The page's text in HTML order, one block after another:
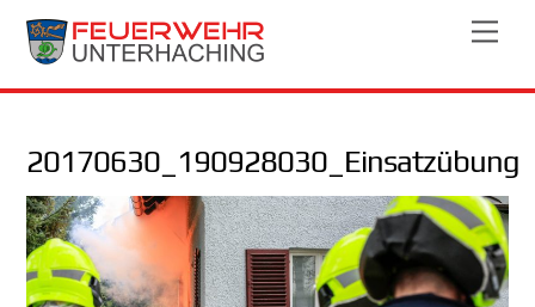
Skip
20170630_190928030_Einsatzübung